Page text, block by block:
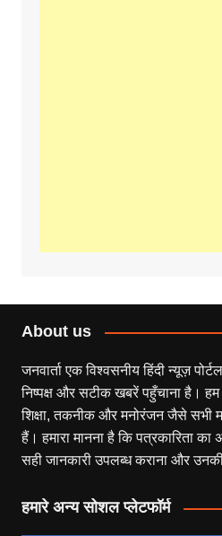
About us
जनवार्ता एक विश्वसनीय हिंदी न्यूज़
निष्पक्ष और सटीक खबरें पहुँचाना है। हम
शिक्षा, तकनीक और मनोरंजन जैसे सभी
हैं। हमारा मानना है कि पत्रकारिता
सही जानकारी उपलब्ध कराना और
हमारे अन्य सोशल प्लेटफॉर्म